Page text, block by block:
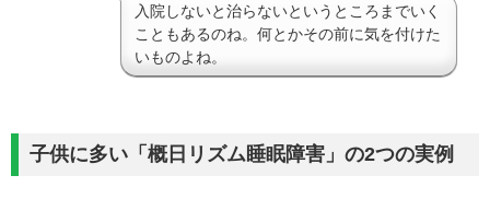
入院しないと治らないというところまでいく
こともあるのね。何とかその前に気を付けた
いものよね。
子供に多い「概日リズム睡眠障害」の2つの実例